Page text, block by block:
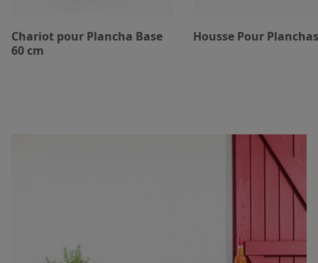
Chariot pour Plancha Base
60 cm
Housse Pour